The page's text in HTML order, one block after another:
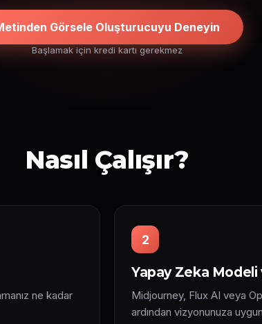
Görsele Oluşturucuyu Deneyin
Başlamak için kredi kartı gerekmez
Nasıl Çalışır?
ne kadar
2
Yapay Zeka Modeli
Midjourney, Flux AI veya
ardından vizyonunuza